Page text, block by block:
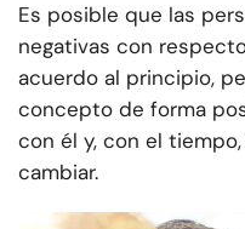
Es posible que las
negativas con
acuerdo al principio,
concepto de forma
con él y, con el
cambiar.